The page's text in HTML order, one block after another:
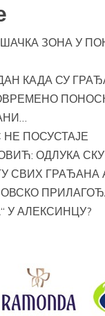
ЗОНА У
КАДА СУ
ПОСУСТАЈЕ
ОДЛУКА
СВИХ ГРАЂАНА
У АЛЕКСИНЦУ?